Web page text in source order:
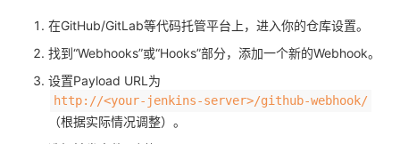
在GitHub/GitLab等代码托管平台上，进入你的仓库设置。
找到“Webhooks”或“Hooks”部分，添加一个新的Webhook。
设置Payload URL为​
​http://<your-jenkins-server>/github-webhook/​
（根据实际情况调整）。